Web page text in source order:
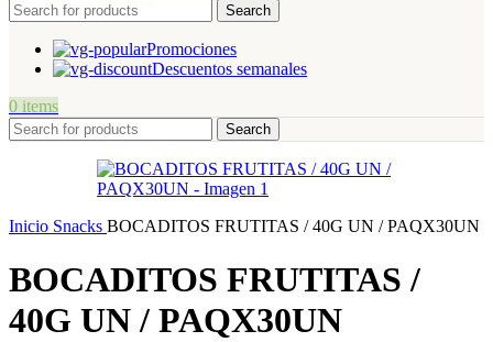
Search
Promociones
Descuentos semanales
0 items
Search
Inicio Snacks BOCADITOS FRUTITAS / 40G UN / PAQX30UN
BOCADITOS FRUTITAS /
40G UN / PAQX30UN